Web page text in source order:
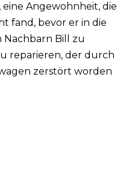
Angewohnheit, die
fand, bevor er in die
Nachbarn Bill zu
reparieren, der durch
zerstört worden